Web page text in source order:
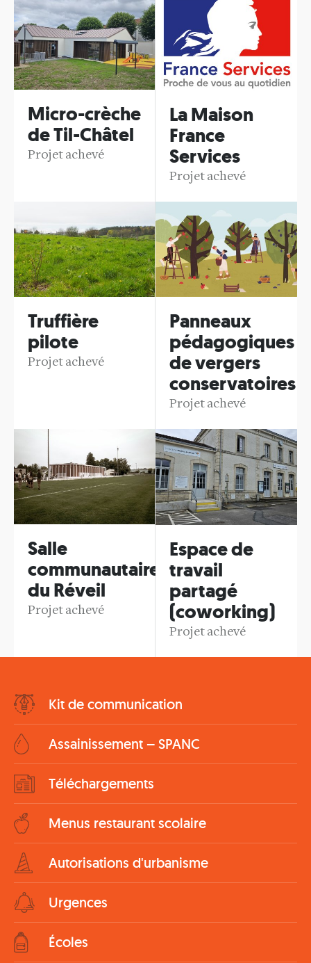
Micro-crèche
de Til-Châtel
Projet achevé
La Maison
France
Services
Projet achevé
Truffière
pilote
Projet achevé
Panneaux
pédagogiques
de vergers
conservatoires
Projet achevé
Salle
communautaire
du Réveil
Projet achevé
Espace de
travail
partagé
(coworking)
Projet achevé
Menu
Kit de communication
Assainissement – SPANC
Téléchargements
Menus restaurant scolaire
Autorisations d'urbanisme
Urgences
Écoles